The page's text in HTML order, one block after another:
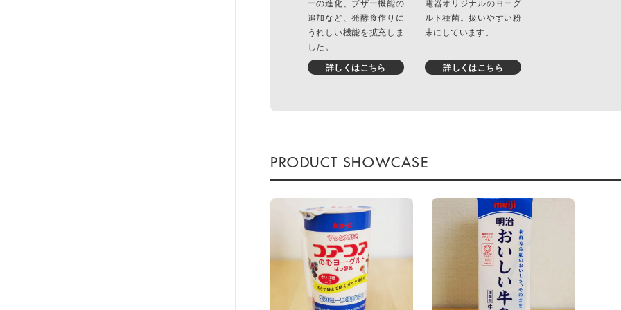
ーの進化、ブザー機能の
追加など、発酵食作りに
うれしい機能を拡充しま
した。
詳しくはこちら
電器オリジナルのヨーグ
ルト種菌。扱いやすい粉
末にしています。
詳しくはこちら